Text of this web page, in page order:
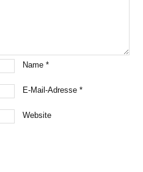
Name*
E-Mail-Adresse*
Website